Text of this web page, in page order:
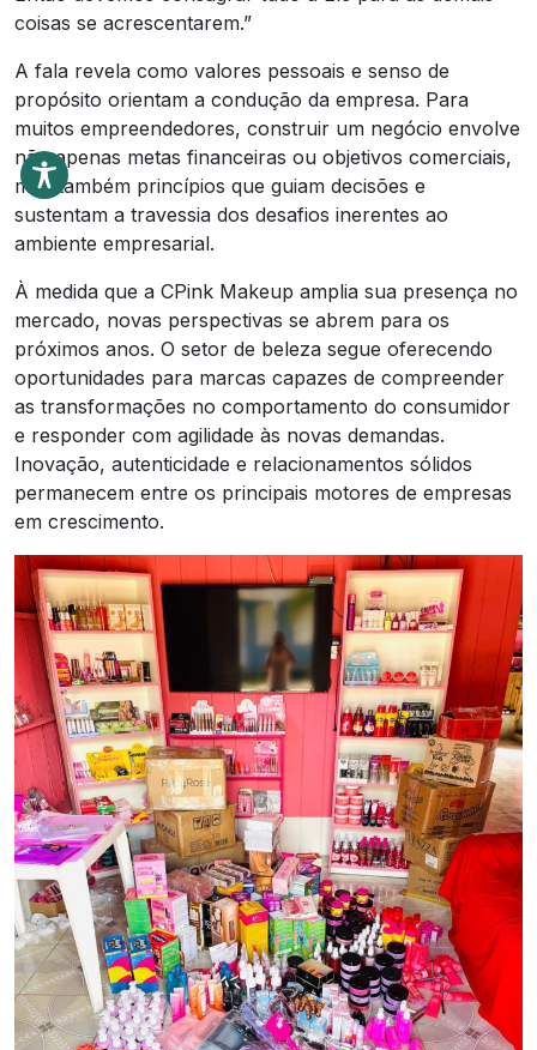
coisas se acrescentarem.”
A fala revela como valores pessoais e senso de
propósito orientam a condução da empresa. Para
muitos empreendedores, construir um negócio envolve
não apenas metas financeiras ou objetivos comerciais,
mas também princípios que guiam decisões e
sustentam a travessia dos desafios inerentes ao
ambiente empresarial.
À medida que a CPink Makeup amplia sua presença no
mercado, novas perspectivas se abrem para os
próximos anos. O setor de beleza segue oferecendo
oportunidades para marcas capazes de compreender
as transformações no comportamento do consumidor
e responder com agilidade às novas demandas.
Inovação, autenticidade e relacionamentos sólidos
permanecem entre os principais motores de empresas
em crescimento.